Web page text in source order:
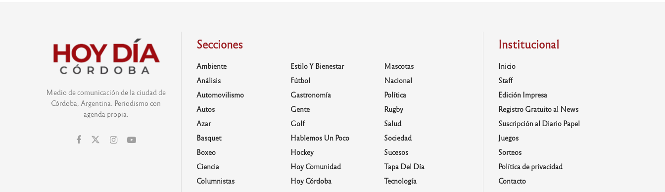
Medio de comunicación de la ciudad de
Córdoba, Argentina. Periodismo con
agenda propia.
Secciones
Ambiente
Análisis
Automovilismo
Autos
Azar
Basquet
Boxeo
Ciencia
Columnistas
Estilo Y Bienestar
Fútbol
Gastronomía
Gente
Golf
Hablemos Un Poco
Hockey
Hoy Comunidad
Hoy Córdoba
Mascotas
Nacional
Política
Rugby
Salud
Sociedad
Sucesos
Tapa Del Día
Tecnología
Institucional
Inicio
Staff
Edición Impresa
Registro Gratuito al News
Suscripción al Diario Papel
Juegos
Sorteos
Política de privacidad
Contacto